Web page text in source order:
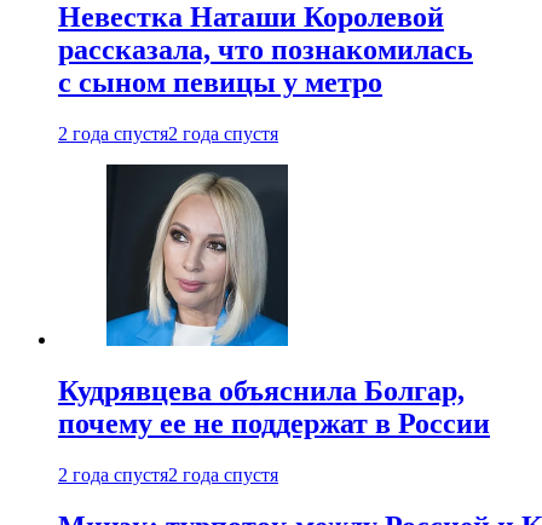
Невестка Наташи Королевой
рассказала, что познакомилась
с сыном певицы у метро
2 года спустя2 года спустя
Кудрявцева объяснила Болгар,
почему ее не поддержат в России
2 года спустя2 года спустя